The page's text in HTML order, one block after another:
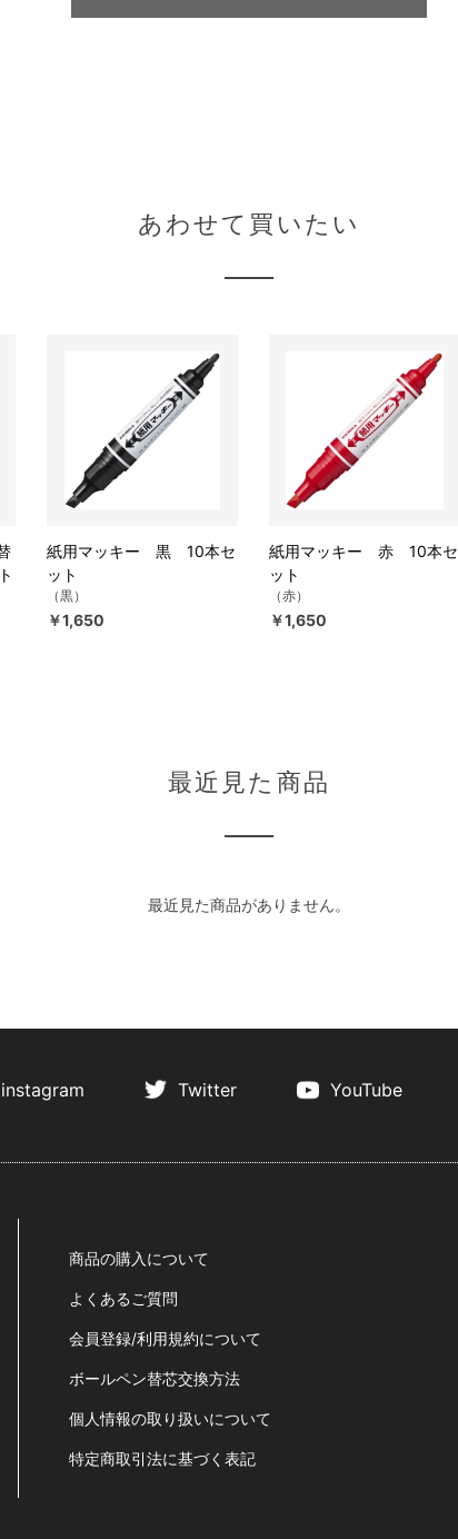
あわせて買いたい
紙用マッキー 黒 10本セ
ット
（黒）
￥1,650
紙用マッキー 赤 10本セ
ット
（赤）
￥1,650
最近見た商品
最近見た商品がありません。
instagram Twitter YouTube
商品の購入について
よくあるご質問
会員登録/利用規約について
ボールペン替芯交換方法
個人情報の取り扱いについて
特定商取引法に基づく表記